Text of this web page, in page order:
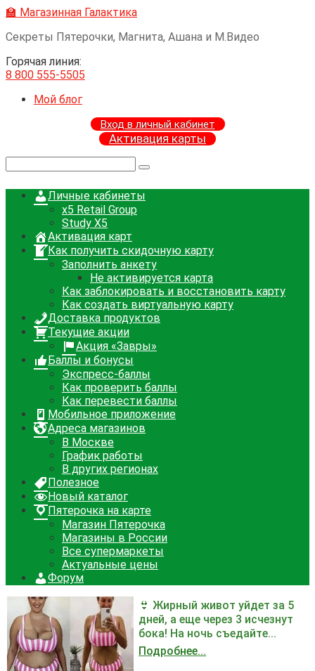
Перейти
контенту
🏫 Магазинная Галактика
Секреты Пятерочки, Магнита, Ашана и М.Видео
Горячая линия:
8 800 555-5505
Мой блог
Вход в личный кабинет
Активация карты
Личные кабинеты
x5 Retail Group
Study X5
Активация карт
Как получить скидочную карту
Заполнить анкету
Не активируется карта
Как заблокировать и восстановить карту
Как создать виртуальную карту
Доставка продуктов
Текущие акции
Акция «Завры»
Баллы и бонусы
Экспресс-баллы
Как проверить баллы
Как перевести баллы
Мобильное приложение
Адреса магазинов
В Москве
График работы
В других регионах
Полезное
Новый каталог
Пятерочка на карте
Магазин Пятерочка
Магазины в России
Все супермаркеты
Актуальные цены
Форум
👙 Жирный живот уйдет за 5
дней, а еще через 3 исчезнут
бока! На ночь съедайте...
Подробнее...